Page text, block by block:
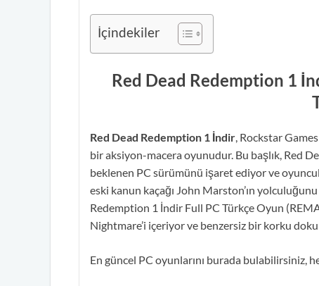
İçindekiler
Red Dead Redemption 1
Red Dead Redemption 1 İndir , Rockstar
bir aksiyon-macera oyunudur. Bu başlık, Red
beklenen PC sürümünü işaret ediyor ve
eski kanun kaçağı John Marston’ın
Redemption 1 İndir Full PC Türkçe Oyun
Nightmare’i içeriyor ve benzersiz bir korku
En güncel PC oyunlarını burada bulabilirsiniz,